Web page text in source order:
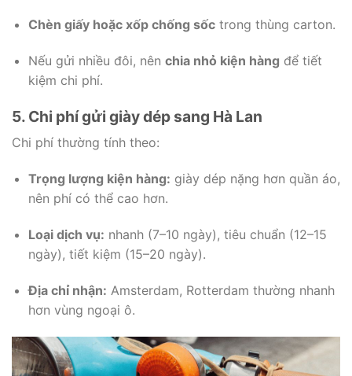
Chèn giấy hoặc xốp chống sốctrong thùng carton.
Nếu gửi nhiều đôi, nên chia nhỏ kiện hàng để tiết
kiệm chi phí.
5. Chi phí gửi giày dép sang Hà Lan
Chi phí thường tính theo:
Trọng lượng kiện hàng: giày dép nặng hơn quần áo,
nên phí có thể cao hơn.
Loại dịch vụ: nhanh (7–10 ngày), tiêu chuẩn (12–15
ngày), tiết kiệm (15–20 ngày).
Địa chỉ nhận: Amsterdam, Rotterdam thường nhanh
hơn vùng ngoại ô.